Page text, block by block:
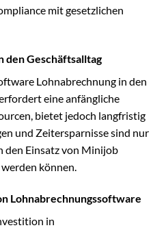
mit gesetzlichen
den Geschäftsalltag
Lohnabrechnung in den
eine anfängliche
bietet jedoch langfristig
und Zeitersparnisse sind nur
den Einsatz von Minijob
können.
Lohnabrechnungssoftware
in